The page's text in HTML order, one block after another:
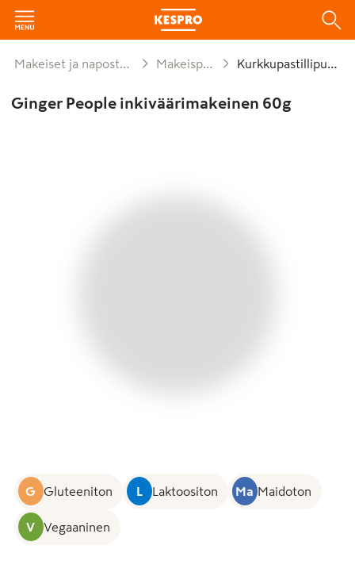
Makeiset ja naposteltavat Makeispussit Kurkkupastillipussit
Ginger People inkiväärimakeinen 60g
G Gluteeniton L Laktoositon Ma Maidoton
V Vegaaninen